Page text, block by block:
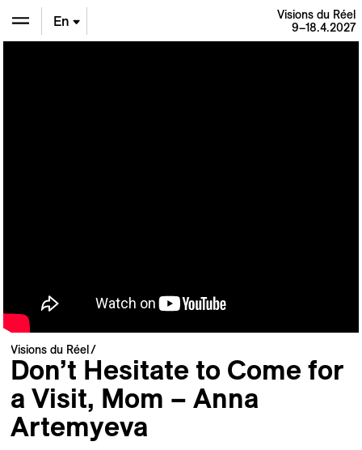
En
Visions du Réel
9–18.4.2027
Visions du Réel
Don’t Hesitate to Come for
a Visit, Mom – Anna
Artemyeva